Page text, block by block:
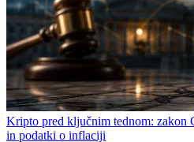
Kripto pred ključnim tednom:
in podatki o inflaciji